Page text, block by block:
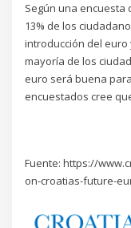
Según una encuesta
13% de los
introducción del euro
mayoría de los
euro será buena
encuestados cree
Fuente: https://
on-croatias-future-